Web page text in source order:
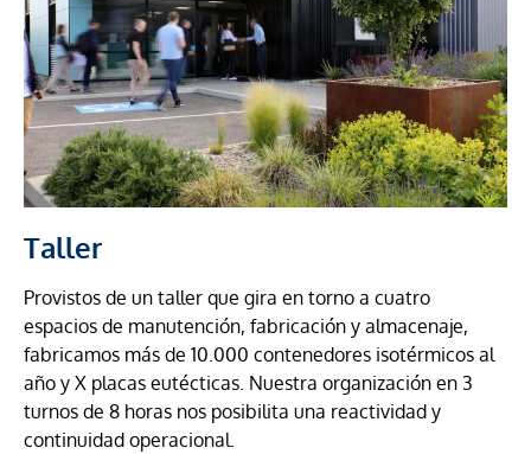
Taller
Provistos de un taller que gira en torno a cuatro
espacios de manutención, fabricación y almacenaje,
fabricamos más de 10.000 contenedores isotérmicos al
año y X placas eutécticas. Nuestra organización en 3
turnos de 8 horas nos posibilita una reactividad y
continuidad operacional.